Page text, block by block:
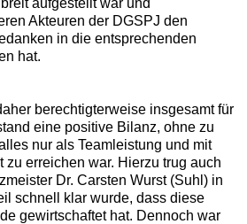
Akteuren der DGSPJ den
in die entsprechenden
hat.
berechtigterweise insgesamt für
eine positive Bilanz, ohne zu
nur als Teamleistung und mit
erreichen war. Hierzu trug auch
Dr. Carsten Wurst (Suhl) in
schnell klar wurde, dass diese
gewirtschaftet hat. Dennoch war